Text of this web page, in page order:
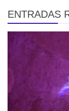
ENTRADAS